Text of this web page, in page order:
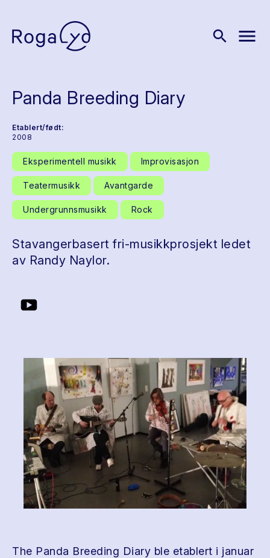
search menu
Panda Breeding Diary
Etablert/født:
2008
Eksperimentell musikk Improvisasjon
Teatermusikk Avantgarde
Undergrunnsmusikk Rock
Stavangerbasert fri-musikkprosjekt ledet
av Randy Naylor.
The Panda Breeding Diary ble etablert i januar